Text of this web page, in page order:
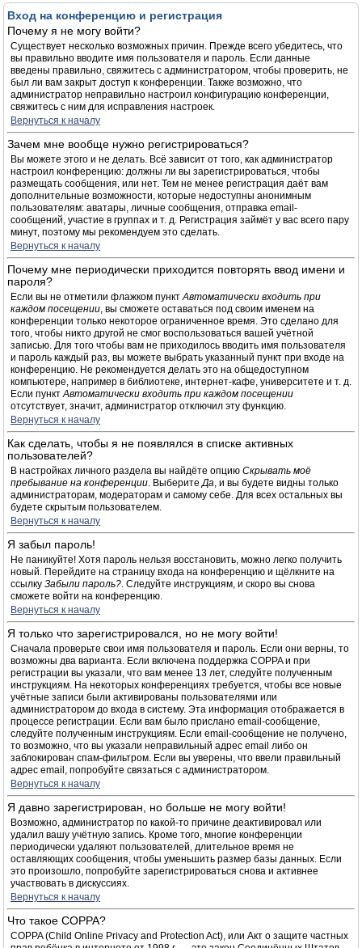
Вход на конференцию и регистрация
Почему я не могу войти?
Существует несколько возможных причин. Прежде всего убедитесь, что
вы правильно вводите имя пользователя и пароль. Если данные
введены правильно, свяжитесь с администратором, чтобы проверить, не
был ли вам закрыт доступ к конференции. Также возможно, что
администратор неправильно настроил конфигурацию конференции,
свяжитесь с ним для исправления настроек.
Вернуться к началу
Зачем мне вообще нужно регистрироваться?
Вы можете этого и не делать. Всё зависит от того, как администратор
настроил конференцию: должны ли вы зарегистрироваться, чтобы
размещать сообщения, или нет. Тем не менее регистрация даёт вам
дополнительные возможности, которые недоступны анонимным
пользователям: аватары, личные сообщения, отправка email-
сообщений, участие в группах и т. д. Регистрация займёт у вас всего пару
минут, поэтому мы рекомендуем это сделать.
Вернуться к началу
Почему мне периодически приходится повторять ввод имени и
пароля?
Если вы не отметили флажком пунктАвтоматически входить при
каждом посещении, вы сможете оставаться под своим именем на
конференции только некоторое ограниченное время. Это сделано для
того, чтобы никто другой не смог воспользоваться вашей учётной
записью. Для того чтобы вам не приходилось вводить имя пользователя
и пароль каждый раз, вы можете выбрать указанный пункт при входе на
конференцию. Не рекомендуется делать это на общедоступном
компьютере, например в библиотеке, интернет-кафе, университете и т. д.
Если пунктАвтоматически входить при каждом посещении
отсутствует, значит, администратор отключил эту функцию.
Вернуться к началу
Как сделать, чтобы я не появлялся в списке активных
пользователей?
В настройках личного раздела вы найдёте опцию Скрывать моё
пребывание на конференции. ВыберитеДа, и вы будете видны только
администраторам, модераторам и самому себе. Для всех остальных вы
будете скрытым пользователем.
Вернуться к началу
Я забыл пароль!
Не паникуйте! Хотя пароль нельзя восстановить, можно легко получить
новый. Перейдите на страницу входа на конференцию и щёлкните на
ссылку Забыли пароль?. Следуйте инструкциям, и скоро вы снова
сможете войти на конференцию.
Вернуться к началу
Я только что зарегистрировался, но не могу войти!
Сначала проверьте свои имя пользователя и пароль. Если они верны, то
возможны два варианта. Если включена поддержка COPPA и при
регистрации вы указали, что вам менее 13 лет, следуйте полученным
инструкциям. На некоторых конференциях требуется, чтобы все новые
учётные записи были активированы пользователями или
администратором до входа в систему. Эта информация отображается в
процессе регистрации. Если вам было прислано email-сообщение,
следуйте полученным инструкциям. Если email-сообщение не получено,
то возможно, что вы указали неправильный адрес email либо он
заблокирован спам-фильтром. Если вы уверены, что ввели правильный
адрес email, попробуйте связаться с администратором.
Вернуться к началу
Я давно зарегистрирован, но больше не могу войти!
Возможно, администратор по какой-то причине деактивировал или
удалил вашу учётную запись. Кроме того, многие конференции
периодически удаляют пользователей, длительное время не
оставляющих сообщения, чтобы уменьшить размер базы данных. Если
это произошло, попробуйте зарегистрироваться снова и активнее
участвовать в дискуссиях.
Вернуться к началу
Что такое COPPA?
COPPA (Child Online Privacy and Protection Act), или Акт о защите частных